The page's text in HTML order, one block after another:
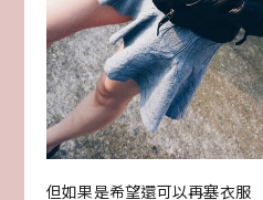
但如果是希望還可以再塞衣服